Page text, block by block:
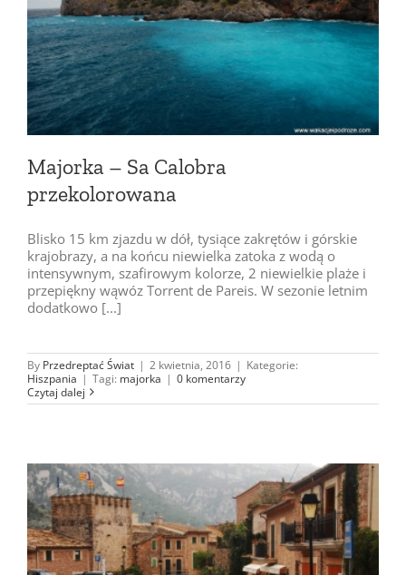
Majorka – Sa Calobra
przekolorowana
Blisko 15 km zjazdu w dół, tysiące zakrętów i górskie
krajobrazy, a na końcu niewielka zatoka z wodą o
intensywnym, szafirowym kolorze, 2 niewielkie plaże i
przepiękny wąwóz Torrent de Pareis. W sezonie letnim
dodatkowo [...]
By Przedreptać Świat | 2 kwietnia, 2016 | Kategorie:
Hiszpania | Tagi: majorka | 0 komentarzy
Czytaj dalej